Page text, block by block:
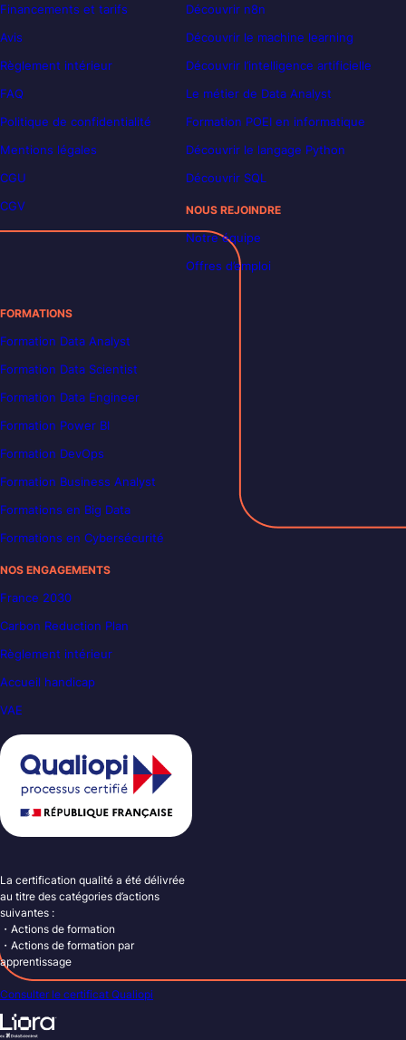
Financements et tarifs
Avis
Règlement intérieur
FAQ
Politique de confidentialité
Mentions légales
CGU
CGV
Découvrir n8n
Découvrir le machine learning
Découvrir l’intelligence artificielle
Le métier de Data Analyst
Formation POEI en informatique
Découvrir le langage Python
Découvrir SQL
NOUS REJOINDRE
Notre équipe
Offres d’emploi
FORMATIONS
Formation Data Analyst
Formation Data Scientist
Formation Data Engineer
Formation Power BI
Formation DevOps
Formation Business Analyst
Formations en Big Data
Formations en Cybersécurité
NOS ENGAGEMENTS
France 2030
Carbon Reduction Plan
Règlement intérieur
Accueil handicap
VAE
La certification qualité a été délivrée
au titre des catégories d’actions
suivantes :
・Actions de formation
・Actions de formation par
apprentissage
Consulter le certificat Qualiopi